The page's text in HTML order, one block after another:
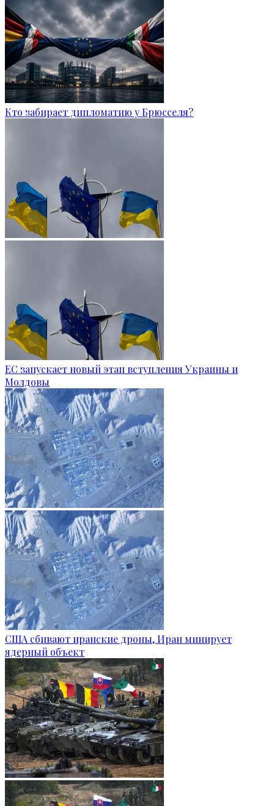
Кто забирает дипломатию у Брюсселя?
ЕС запускает новый этап вступления Украины и
Молдовы
США сбивают иранские дроны, Иран минирует
ядерный объект